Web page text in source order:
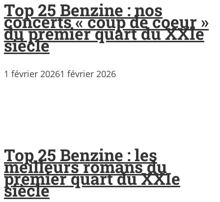
Top 25 Benzine : nos
concerts « coup de coeur »
du premier quart du XXIe
siècle
1 février 20261 février 2026
Top 25 Benzine : les
meilleurs romans du
premier quart du XXIe
siècle